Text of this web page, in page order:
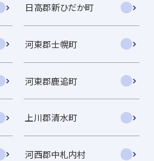
日高郡新ひだか町
河東郡士幌町
河東郡鹿追町
上川郡清水町
河西郡中札内村